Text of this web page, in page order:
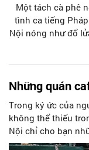
Một tách cà phê
tình ca tiếng
Nội nóng như đổ
đi phố thị xô bồ.
trong ngõ
Những quán
Trong ký ức của
không thể thiếu
Nội chỉ cho bạn
đô nhé!